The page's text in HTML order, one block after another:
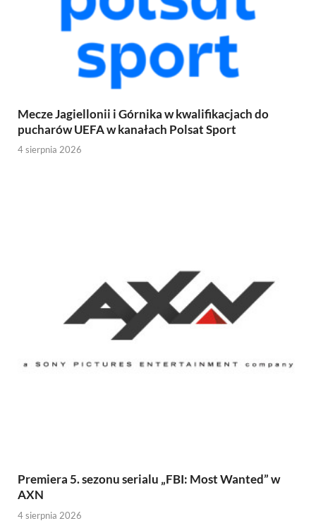
Mecze Jagiellonii i Górnika w kwalifikacjach do
pucharów UEFA w kanałach Polsat Sport
4 sierpnia 2026
Premiera 5. sezonu serialu „FBI: Most Wanted” w
AXN
4 sierpnia 2026